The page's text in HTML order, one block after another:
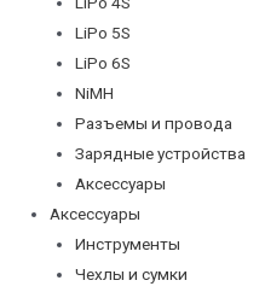
LiPo 5S
LiPo 6S
NiMH
Разъемы и провода
Зарядные устройства
Аксессуары
Аксессуары
Инструменты
Чехлы и сумки